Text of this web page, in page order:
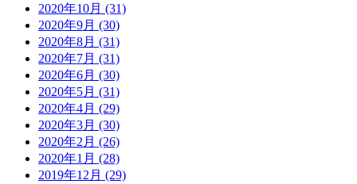
2020年10月 (31)
2020年9月 (30)
2020年8月 (31)
2020年7月 (31)
2020年6月 (30)
2020年5月 (31)
2020年4月 (29)
2020年3月 (30)
2020年2月 (26)
2020年1月 (28)
2019年12月 (29)